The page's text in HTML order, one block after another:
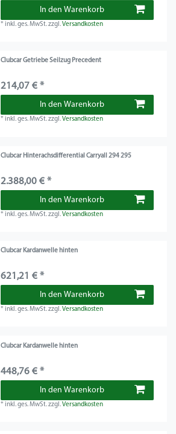
In den Warenkorb
*inkl. ges. MwSt.zzgl.Versandkosten
Clubcar Getriebe Seilzug Precedent
214,07 € *
In den Warenkorb
*inkl. ges. MwSt.zzgl.Versandkosten
Clubcar Hinterachsdifferential Carryall 294 295
2.388,00 € *
In den Warenkorb
*inkl. ges. MwSt.zzgl.Versandkosten
Clubcar Kardanwelle hinten
621,21 € *
In den Warenkorb
*inkl. ges. MwSt.zzgl.Versandkosten
Clubcar Kardanwelle hinten
448,76 € *
In den Warenkorb
*inkl. ges. MwSt.zzgl.Versandkosten